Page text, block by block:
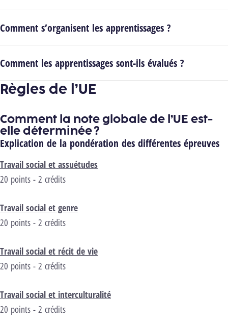
Comment s’organisent les apprentissages ?
Comment les apprentissages sont-ils évalués ?
Règles de l’UE
Comment la note globale de l’UE est-
elle déterminée ?
Explication de la pondération des différentes épreuves
Travail social et assuétudes
20 points - 2 crédits
Travail social et genre
20 points - 2 crédits
Travail social et récit de vie
20 points - 2 crédits
Travail social et interculturalité
20 points - 2 crédits